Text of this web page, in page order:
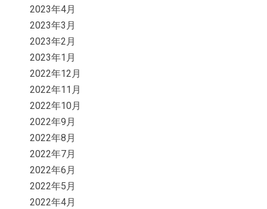
2023年4月
2023年3月
2023年2月
2023年1月
2022年12月
2022年11月
2022年10月
2022年9月
2022年8月
2022年7月
2022年6月
2022年5月
2022年4月